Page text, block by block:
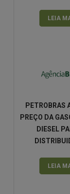
LEIA
PETROBRAS
PREÇO DA
DIESEL
LEIA